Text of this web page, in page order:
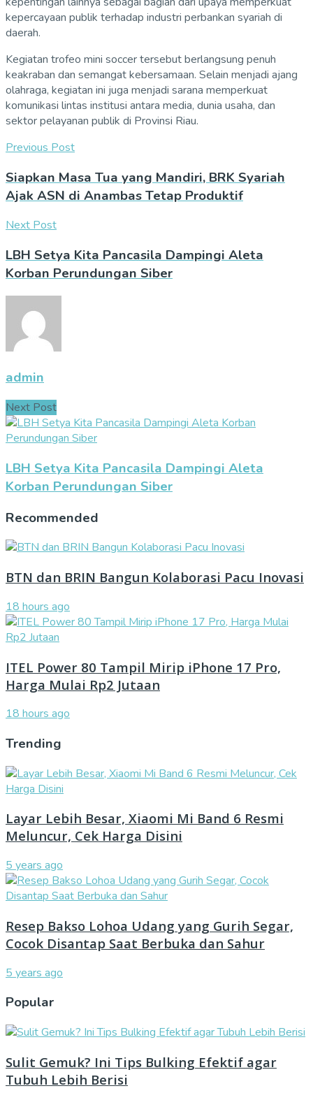
kepercayaan publik terhadap industri perbankan syariah di
daerah.
Kegiatan trofeo mini soccer tersebut berlangsung penuh
keakraban dan semangat kebersamaan. Selain menjadi ajang
olahraga, kegiatan ini juga menjadi sarana memperkuat
komunikasi lintas institusi antara media, dunia usaha, dan
sektor pelayanan publik di Provinsi Riau.
Previous Post
Siapkan Masa Tua yang Mandiri, BRK Syariah
Ajak ASN di Anambas Tetap Produktif
Next Post
LBH Setya Kita Pancasila Dampingi Aleta
Korban Perundungan Siber
admin
Next Post
LBH Setya Kita Pancasila Dampingi Aleta
Korban Perundungan Siber
Recommended
BTN dan BRIN Bangun Kolaborasi Pacu Inovasi
18 hours ago
ITEL Power 80 Tampil Mirip iPhone 17 Pro,
Harga Mulai Rp2 Jutaan
18 hours ago
Trending
Layar Lebih Besar, Xiaomi Mi Band 6 Resmi
Meluncur, Cek Harga Disini
5 years ago
Resep Bakso Lohoa Udang yang Gurih Segar,
Cocok Disantap Saat Berbuka dan Sahur
5 years ago
Popular
Sulit Gemuk? Ini Tips Bulking Efektif agar
Tubuh Lebih Berisi